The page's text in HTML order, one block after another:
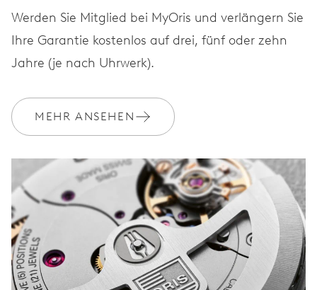
Werden Sie Mitglied bei MyOris und verlängern Sie
Ihre Garantie kostenlos auf drei, fünf oder zehn
Jahre (je nach Uhrwerk).
MEHR ANSEHEN